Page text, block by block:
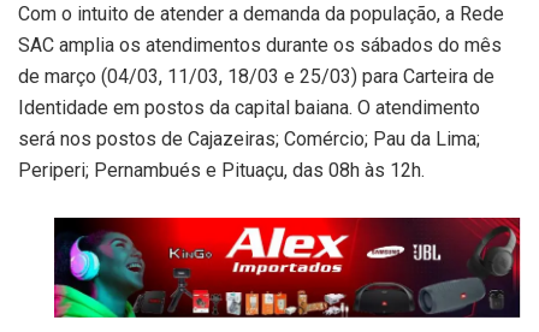
Com o intuito de atender a demanda da população, a Rede
SAC amplia os atendimentos durante os sábados do mês
de março (04/03, 11/03, 18/03 e 25/03) para Carteira de
Identidade em postos da capital baiana. O atendimento
será nos postos de Cajazeiras; Comércio; Pau da Lima;
Periperi; Pernambués e Pituaçu, das 08h às 12h.